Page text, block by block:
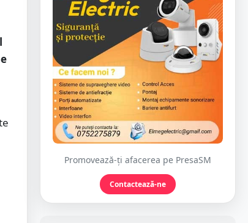
Promovează-ți afacerea pe PresaSM
Contactează-ne